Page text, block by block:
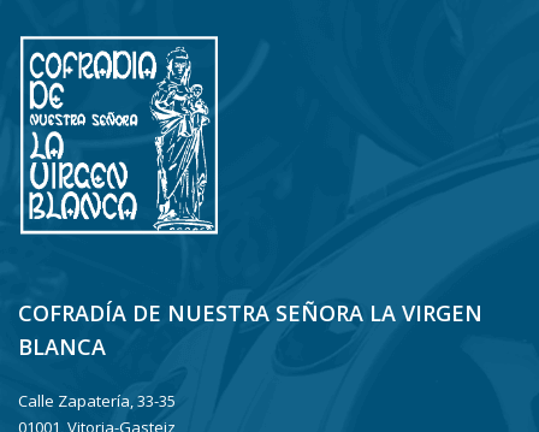
COFRADÍA DE NUESTRA SEÑORA LA VIRGEN
BLANCA
Calle Zapatería, 33-35
01001, Vitoria-Gasteiz